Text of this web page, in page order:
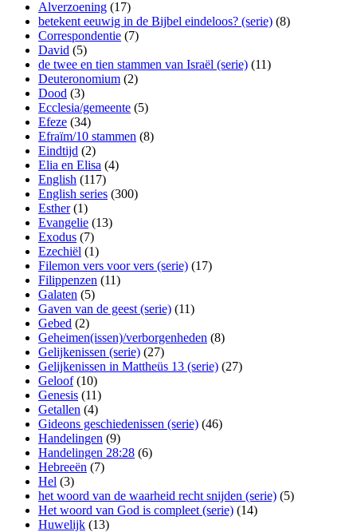
Alverzoening (17)
betekent eeuwig in de Bijbel eindeloos? (serie) (8)
Correspondentie (7)
David (5)
de twee en tien stammen van Israël (serie) (11)
Deuteronomium (2)
Dood (3)
Ecclesia/gemeente (5)
Efeze (34)
Efraïm/10 stammen (8)
Eindtijd (2)
Elia en Elisa (4)
English (117)
English series (300)
Esther(1)
Evangelie (13)
Exodus (7)
Ezechiël (1)
Filemon vers voor vers (serie) (17)
Filippenzen (11)
Galaten (5)
Gaven van de geest (serie) (11)
Gebed (2)
Geheimen(issen)/verborgenheden (8)
Gelijkenissen (serie) (27)
Gelijkenissen in Mattheüs 13 (serie) (27)
Geloof(10)
Genesis (11)
Getallen (4)
Gideons geschiedenissen (serie) (46)
Handelingen (9)
Handelingen 28:28 (6)
Hebreeën (7)
Hel (3)
het woord van de waarheid recht snijden (serie) (5)
Het woord van God is compleet (serie) (14)
Huwelijk (13)